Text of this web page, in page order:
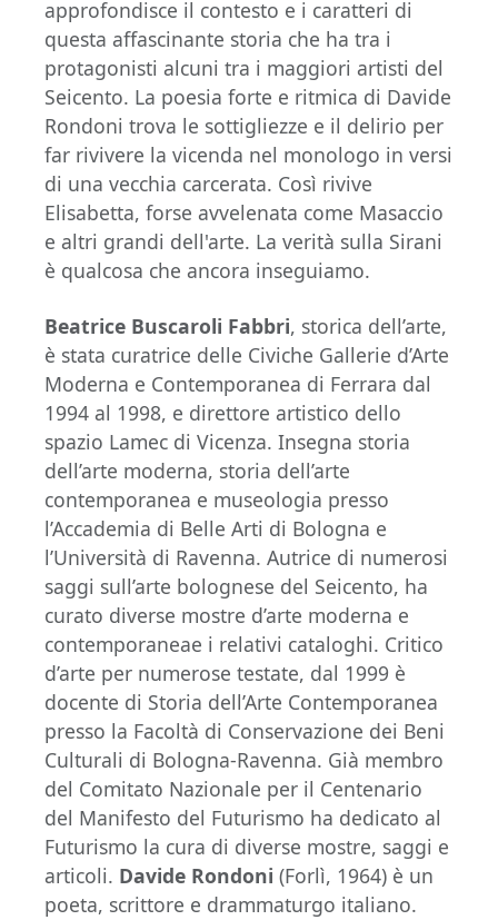
approfondisce il contesto e i caratteri di
questa affascinante storia che ha tra i
protagonisti alcuni tra i maggiori artisti del
Seicento. La poesia forte e ritmica di Davide
Rondoni trova le sottigliezze e il delirio per
far rivivere la vicenda nel monologo in versi
di una vecchia carcerata. Così rivive
Elisabetta, forse avvelenata come Masaccio
e altri grandi dell'arte. La verità sulla Sirani
è qualcosa che ancora inseguiamo.
Beatrice Buscaroli Fabbri, storica dell’arte,
è stata curatrice delle Civiche Gallerie d’Arte
Moderna e Contemporanea di Ferrara dal
1994 al 1998, e direttore artistico dello
spazio Lamec di Vicenza. Insegna storia
dell’arte moderna, storia dell’arte
contemporanea e museologia presso
l’Accademia di Belle Arti di Bologna e
l’Università di Ravenna. Autrice di numerosi
saggi sull’arte bolognese del Seicento, ha
curato diverse mostre d’arte moderna e
contemporaneae i relativi cataloghi. Critico
d’arte per numerose testate, dal 1999 è
docente di Storia dell’Arte Contemporanea
presso la Facoltà di Conservazione dei Beni
Culturali di Bologna-Ravenna. Già membro
del Comitato Nazionale per il Centenario
del Manifesto del Futurismo ha dedicato al
Futurismo la cura di diverse mostre, saggi e
articoli. Davide Rondoni (Forlì, 1964) è un
poeta, scrittore e drammaturgo italiano.